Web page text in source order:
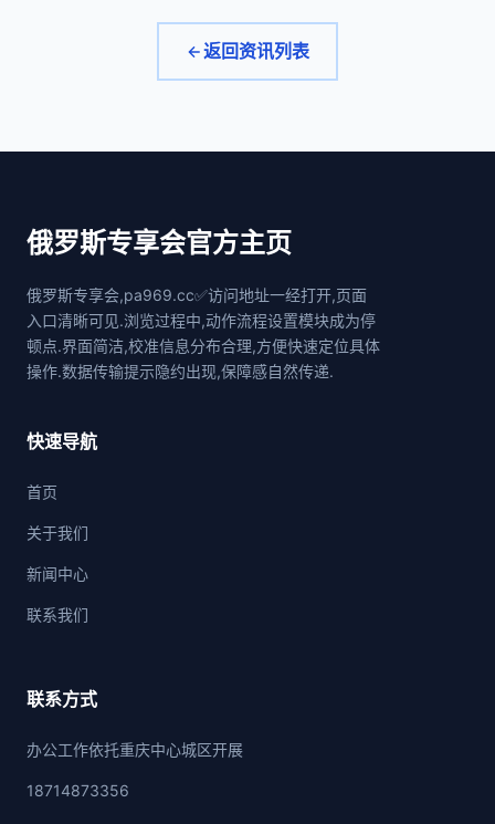
返回资讯列表
俄罗斯专享会官方主页
俄罗斯专享会,pa969.cc✅访问地址一经打开,页面
入口清晰可见.浏览过程中,动作流程设置模块成为停
顿点.界面简洁,校准信息分布合理,方便快速定位具体
操作.数据传输提示隐约出现,保障感自然传递.
快速导航
首页
关于我们
新闻中心
联系我们
联系方式
办公工作依托重庆中心城区开展
18714873356